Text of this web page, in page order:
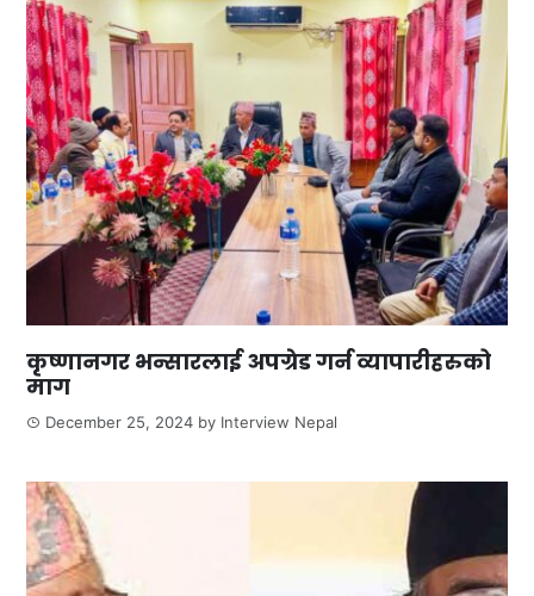
कृष्णानगर भन्सारलाई अपग्रेड गर्न व्यापारीहरुको
माग
December 25, 2024 by Interview Nepal